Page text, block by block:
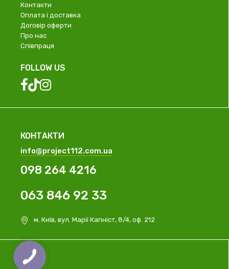
Контакти
Оплата і доставка
Договір оферти
Про нас
Співпраця
FOLLOW US
КОНТАКТИ
info@project112.com.ua
098 264 4216
063 846 92 33
м. Київ, вул. Марії Капніст, 8/4, оф. 212